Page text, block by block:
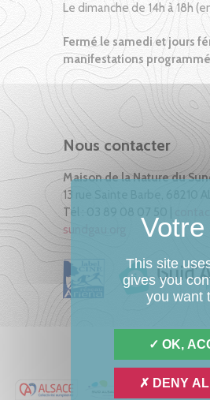
Le dimanche de 14h à 18h
Fermé le samedi et jours
manifestations
Nous contacter
Maison de la Nature du
13 rue Sainte Barbe, 68210
Tél : 03 89 08 07 50 |
sundgau.org
This site
gives you
you want
OK,
DENY